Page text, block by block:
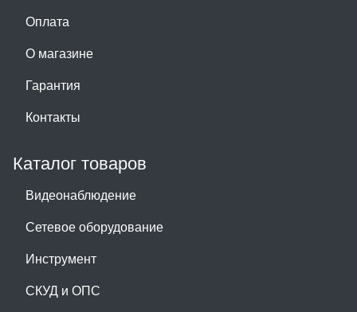
Оплата
О магазине
Гарантия
Контакты
Каталог товаров
Видеонаблюдение
Сетевое оборудование
Инструмент
СКУД и ОПС